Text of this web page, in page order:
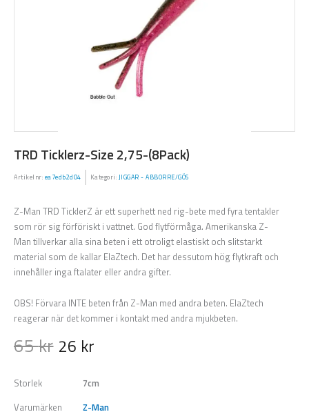
TRD Ticklerz-Size 2,75-(8Pack)
Artikelnr: ea7edb2d04 Kategori: JIGGAR - ABBORRE/GÖS
Z-Man TRD TicklerZ är ett superhett ned rig-bete med fyra tentakler
som rör sig förföriskt i vattnet. God flytförmåga. Amerikanska Z-
Man tillverkar alla sina beten i ett otroligt elastiskt och slitstarkt
material som de kallar ElaZtech. Det har dessutom hög flytkraft och
innehåller inga ftalater eller andra gifter.
OBS! Förvara INTE beten från Z-Man med andra beten. ElaZtech
reagerar när det kommer i kontakt med andra mjukbeten.
65kr 26 kr
Storlek
7cm
Varumärken
Z-Man